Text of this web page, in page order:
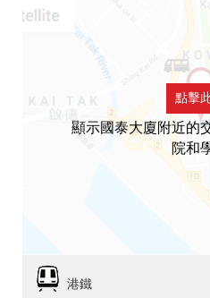
點擊
顯示國泰大廈附近的
院和
港鐵